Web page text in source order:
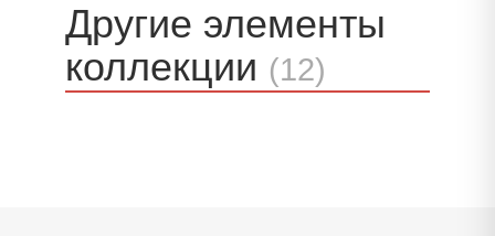
Другие элементы
коллекции (12)